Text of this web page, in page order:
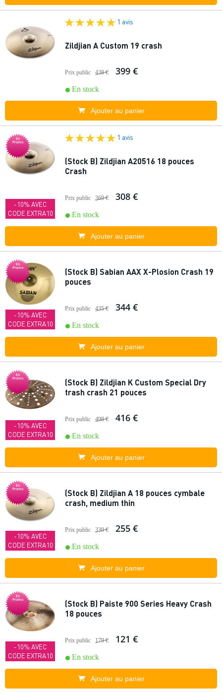
1 avis
Zildjian A Custom 19 crash
Prix public 438 € 399 €
En stock
Ajouter au panier
En
Promo
-10% AVEC
CODE EXTRA10
1 avis
(Stock B) Zildjian A20516 18 pouces
Crash
Prix public 369 € 308 €
En stock
Ajouter au panier
En
Promo
-10% AVEC
CODE EXTRA10
(Stock B) Sabian AAX X-Plosion Crash 19
pouces
Prix public 435 € 344 €
En stock
Ajouter au panier
En
Promo
-10% AVEC
CODE EXTRA10
(Stock B) Zildjian K Custom Special Dry
trash crash 21 pouces
Prix public 498 € 416 €
En stock
Ajouter au panier
En
Promo
-10% AVEC
CODE EXTRA10
(Stock B) Zildjian A 18 pouces cymbale
crash, medium thin
Prix public 339 € 255 €
En stock
Ajouter au panier
En
Promo
-10% AVEC
CODE EXTRA10
(Stock B) Paiste 900 Series Heavy Crash
18 pouces
Prix public 179 € 121 €
En stock
Ajouter au panier